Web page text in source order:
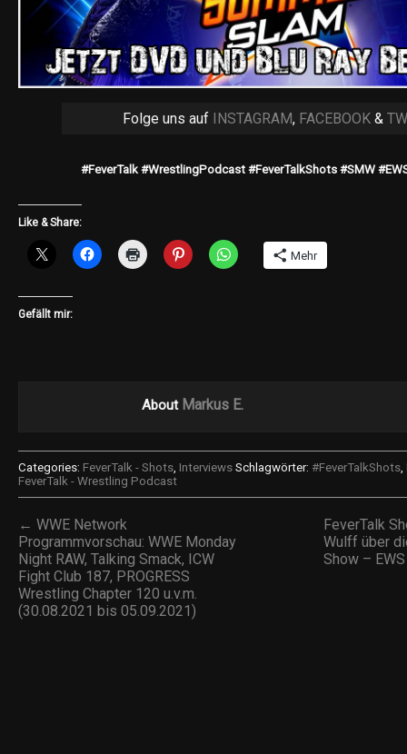
Folge uns auf INSTAGRAM, FACEBOOK&
#FeverTalk #WrestlingPodcast #FeverTalkShots #SMW
Like & Share:
Mehr
Gefällt mir:
About Markus E.
Categories: FeverTalk - Shots Interviews Schlagwörter: #FeverTalkShots
FeverTalk - Wrestling Podcast
← WWE Network
Programmvorschau: WWE Monday
Night RAW, Talking Smack, ICW
Fight Club 187, PROGRESS
Wrestling Chapter 120 u.v.m.
(30.08.2021 bis 05.09.2021)
FeverTalk
Wulff über
Show –